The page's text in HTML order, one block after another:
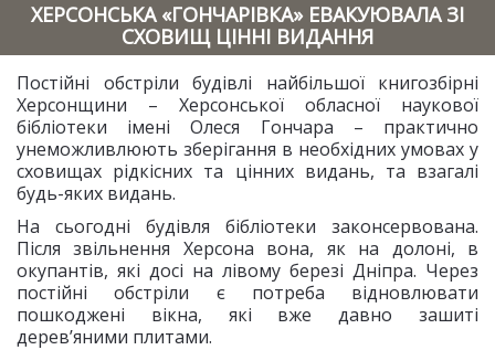
ХЕРСОНСЬКА «ГОНЧАРІВКА» ЕВАКУЮВАЛА ЗІ
СХОВИЩ ЦІННІ ВИДАННЯ
Постійні обстріли будівлі найбільшої книгозбірні
Херсонщини – Херсонської обласної наукової
бібліотеки імені Олеся Гончара – практично
унеможливлюють зберігання в необхідних умовах у
сховищах рідкісних та цінних видань, та взагалі
будь-яких видань.
На сьогодні будівля бібліотеки законсервована.
Після звільнення Херсона вона, як на долоні, в
окупантів, які досі на лівому березі Дніпра. Через
постійні обстріли є потреба відновлювати
пошкоджені вікна, які вже давно зашиті
дерев’яними плитами.